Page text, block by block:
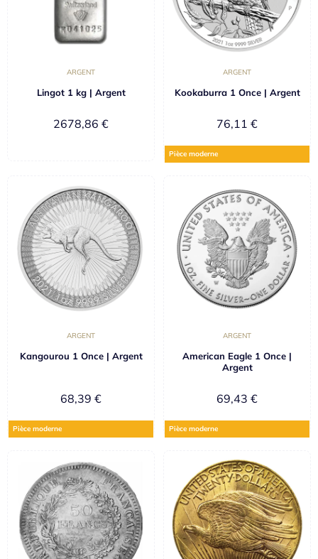
ARGENT
Lingot 1 kg | Argent
2678,86 €
ARGENT
Kookaburra 1 Once | Argent
76,11 €
Pièce moderne
ARGENT
Kangourou 1 Once | Argent
68,39 €
Pièce moderne
ARGENT
American Eagle 1 Once |
Argent
69,43 €
Pièce moderne